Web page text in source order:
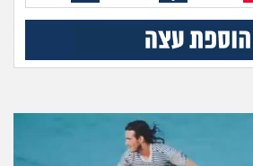
בית, שכנים ושותפים
מה שעובר עליי
פיננסי וכלכלה